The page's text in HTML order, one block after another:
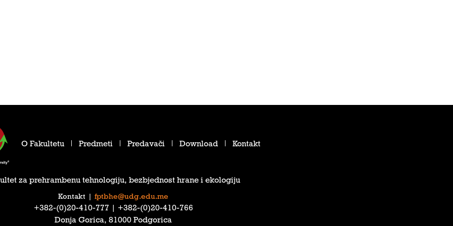
O Fakultetu Predmeti Predavači Download Kontakt
za prehrambenu tehnologiju, bezbjednost hrane i ekologiju
Kontakt fptbhe@udg.edu.me
‎+382-(0)20-410-777‎ | ‎+382-(0)20-410-766‎
Donja Gorica, 81000 Podgorica